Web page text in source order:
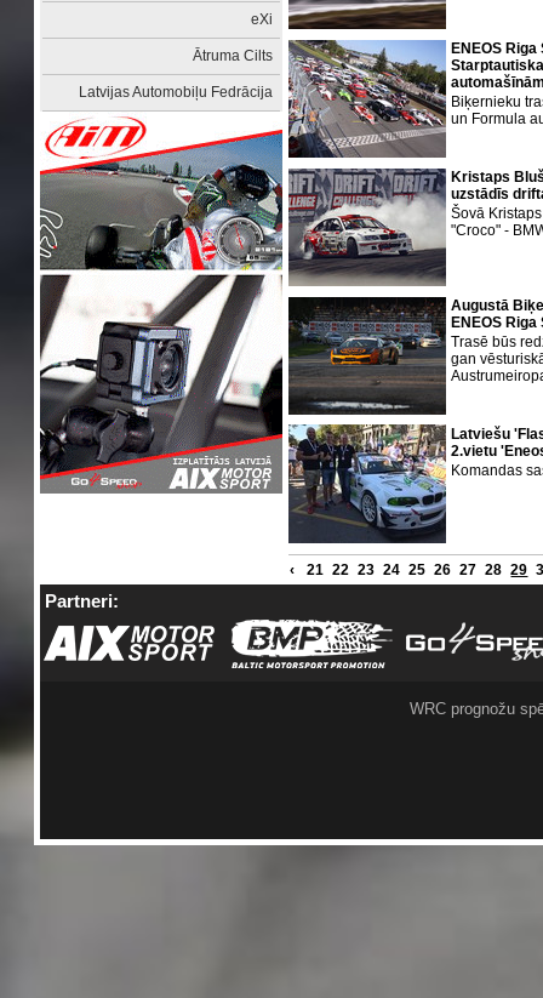
eXi
Ātruma Cilts
Latvijas Automobiļu Fedrācija
ENEOS
Biķernieku
un Formula
Kristaps
uzstādīs
Šovā
"Croco" -
Augustā
ENEOS
Trasē būs
gan
Latviešu
2.vietu
Komandas
‹ 21 22 23 24 25 26 27 28 29
Partneri:
WRC prognožu